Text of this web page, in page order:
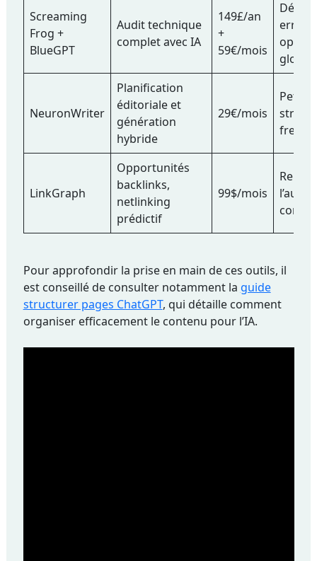
Screaming
Frog +
BlueGPT
Audit technique
complet avec IA
149£/an
+
59€/mois
NeuronWriter
Planification
éditoriale et
génération
hybride
29€/mois
Petites
LinkGraph
Opportunités
backlinks,
netlinking
prédictif
99$/mois
Pour approfondir la prise en main de ces outils, il
est conseillé de consulter notamment la guide
structurer pages ChatGPT, qui détaille comment
organiser efficacement le contenu pour l’IA.